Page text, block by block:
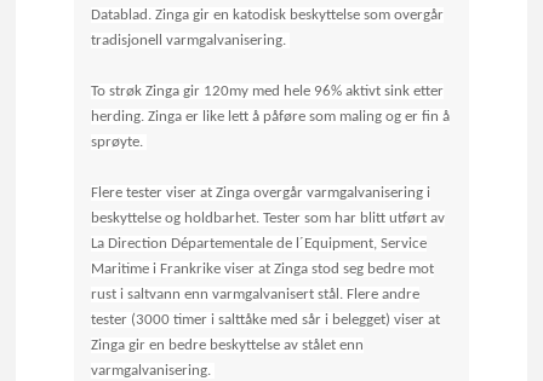
Datablad. Zinga gir en katodisk beskyttelse som overgår
tradisjonell varmgalvanisering.
To strøk Zinga gir 120my med hele 96% aktivt sink etter
herding. Zinga er like lett å påføre som maling og er fin å
sprøyte.
Flere tester viser at Zinga overgår varmgalvanisering i
beskyttelse og holdbarhet. Tester som har blitt utført av
La Direction Départementale de l´Equipment, Service
Maritime i Frankrike viser at Zinga stod seg bedre mot
rust i saltvann enn varmgalvanisert stål. Flere andre
tester (3000 timer i salttåke med sår i belegget) viser at
Zinga gir en bedre beskyttelse av stålet enn
varmgalvanisering.